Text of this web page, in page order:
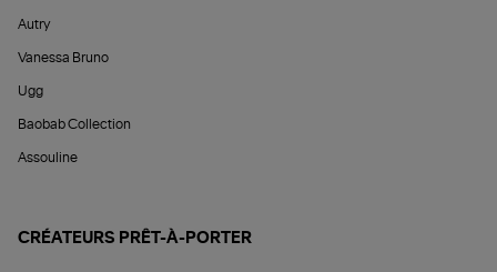
Autry
Vanessa Bruno
Ugg
Baobab Collection
Assouline
CRÉATEURS PRÊT-À-PORTER